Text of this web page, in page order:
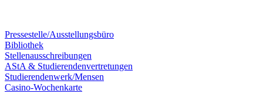
Pressestelle/Ausstellungsbüro
Bibliothek
Stellenausschreibungen
AStA & Studierendenvertretungen
Studierendenwerk/Mensen
Casino-Wochenkarte